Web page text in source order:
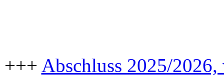
+++ Abschluss 2025/